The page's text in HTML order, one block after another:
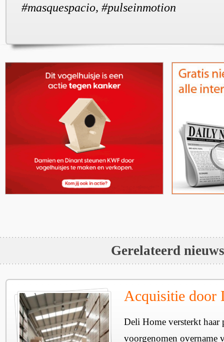
#masquespacio, #pulseinmotion
Gerelateerd nieuws
Acquisitie door
Deli Home versterkt haar
voorgenomen overname